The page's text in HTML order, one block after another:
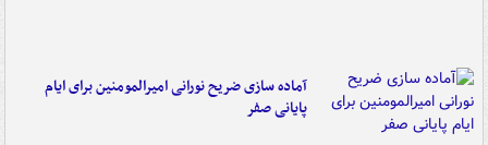
آماده سازی ضریح نورانی امیرالمومنین برای ایام
پایانی صفر